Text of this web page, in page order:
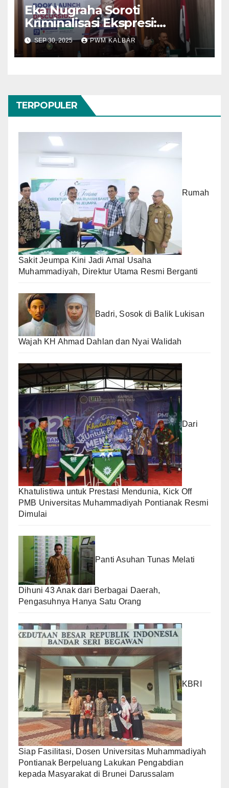
Eka Nugraha Soroti
Kriminalisasi Ekspresi:
Mekanisme Ganti Rugi
Perdata Seharusnya
Lebih Diprioritaskan
SEP 30, 2025 PWM KALBAR
TERPOPULER
Rumah
Sakit Jeumpa Kini Jadi Amal Usaha
Muhammadiyah, Direktur Utama Resmi Berganti
Badri, Sosok di Balik Lukisan
Wajah KH Ahmad Dahlan dan Nyai Walidah
Dari
Khatulistiwa untuk Prestasi Mendunia, Kick Off
PMB Universitas Muhammadiyah Pontianak Resmi
Dimulai
Panti Asuhan Tunas Melati
Dihuni 43 Anak dari Berbagai Daerah,
Pengasuhnya Hanya Satu Orang
KBRI
Siap Fasilitasi, Dosen Universitas Muhammadiyah
Pontianak Berpeluang Lakukan Pengabdian
kepada Masyarakat di Brunei Darussalam